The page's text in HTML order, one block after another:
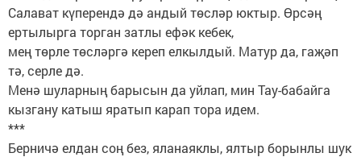
Салават күперендә дә андый төсләр юктыр. Өрсәң
ертылырга торган затлы ефәк кебек,
мең төрле төсләргә кереп елкылдый. Матур да, гаҗәп
тә, серле дә.
Менә шуларның барысын да уйлап, мин Тау-бабайга
кызгану катыш яратып карап тора идем.
***
Берничә елдан соң без, яланаяклы, ялтыр борынлы шук